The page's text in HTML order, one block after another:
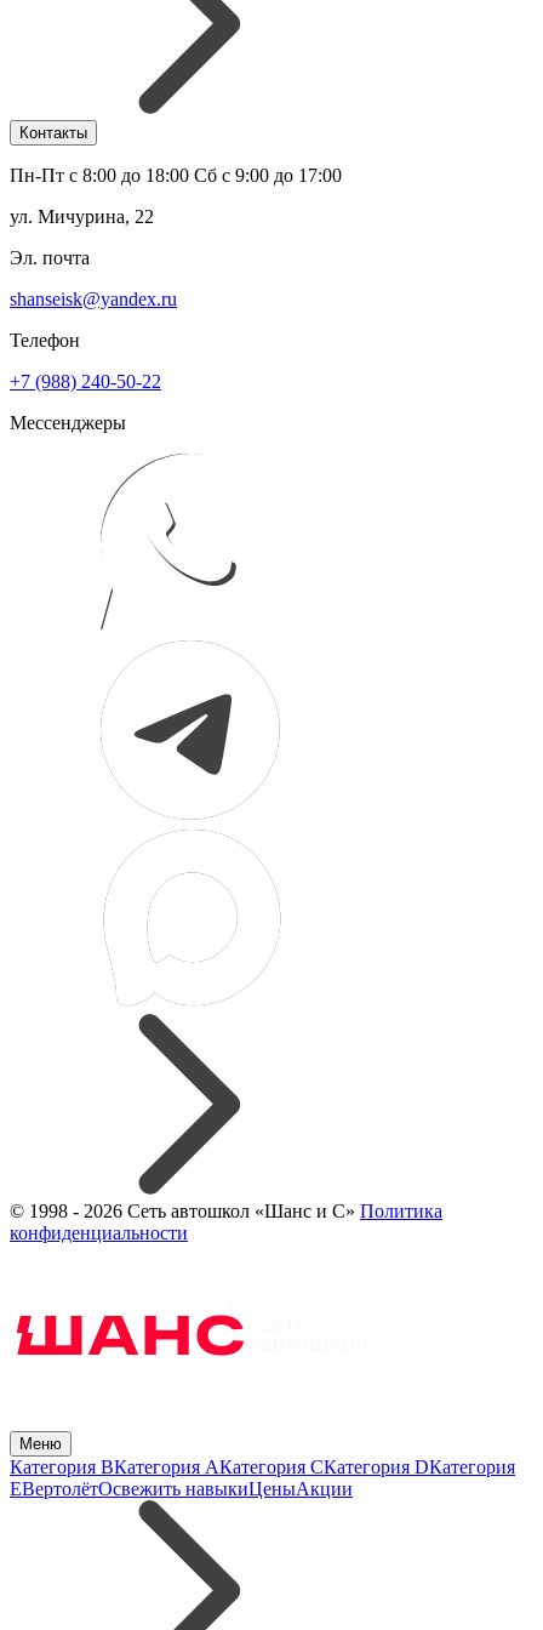
Контакты
Пн-Пт с 8:00 до 18:00 Сб с 9:00 до 17:00
ул. Мичурина, 22
Эл. почта
shanseisk@yandex.ru
Телефон
+7 (988) 240-50-22
Мессенджеры
© 1998 - 2026 Сеть автошкол «Шанс и С» Политика
конфиденциальности
Меню
Категория BКатегория AКатегория CКатегория DКатегория
EВертолётОсвежить навыкиЦеныАкции